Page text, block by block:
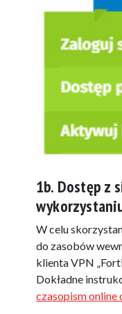
1b. Dostęp z
W celu
do zasobów
klienta VPN
Dokładne
czasopism online